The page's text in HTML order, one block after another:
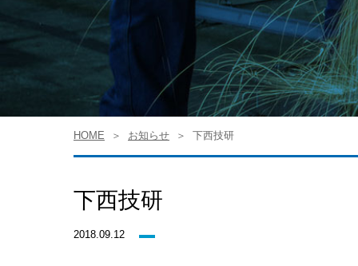
HOME お知らせ 下西技研
下西技研
2018.09.12